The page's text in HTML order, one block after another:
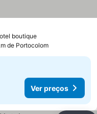
boutiqueVer preços
de Portocolom
Ver preços